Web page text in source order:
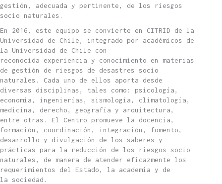
gestión, adecuada y pertinente, de los riesgos
socio naturales.
En 2016, este equipo se convierte en CITRID de la
Universidad de Chile, integrado por académicos de
la Universidad de Chile con
reconocida experiencia y conocimiento en materias
de gestión de riesgos de desastres socio
naturales. Cada uno de ellos aporta desde
diversas disciplinas, tales como: psicología,
economía, ingenierías, sismología, climatología,
medicina, derecho, geografía y arquitectura,
entre otras. El Centro promueve la docencia,
formación, coordinación, integración, fomento,
desarrollo y divulgación de los saberes y
prácticas para la reducción de los riesgos socio
naturales, de manera de atender eficazmente los
requerimientos del Estado, la academia y de
la sociedad.